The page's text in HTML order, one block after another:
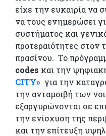
είχε την ευκαιρία να
να τους ενημερώσει
συστήματος και
προτεραιότητες στον
πρασίνου. Το
codes και την
CITY» για την
την ανταμοιβή των
εξαργυρώνονται σε
την ενίσχυση της
και την επίτευξη